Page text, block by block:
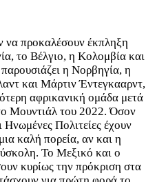
να προκαλέσουν έκπληξη
το Βέλγιο, η Κολομβία και
η Νορβηγία, η
και Μάρτιν Έντεγκααρντ,
αφρικανική ομάδα μετά
Μουντιάλ του 2022. Όσον
Ηνωμένες Πολιτείες έχουν
καλή πορεία, αν και η
Το Μεξικό και ο
κυρίως την πρόκριση στα